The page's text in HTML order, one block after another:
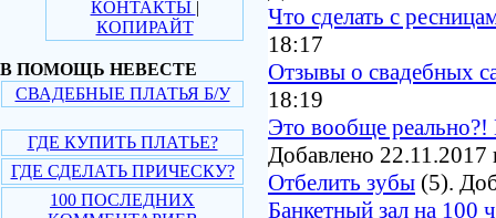
КОНТАКТЫ |
КОПИРАЙТ
В ПОМОЩЬ НЕВЕСТЕ
СВАДЕБНЫЕ ПЛАТЬЯ Б/У
ГДЕ КУПИТЬ ПЛАТЬЕ?
ГДЕ СДЕЛАТЬ ПРИЧЕСКУ?
100 ПОСЛЕДНИХ
Что сделать с
18:17
Отзывы о свадебных
18:19
Это вообще реально?!
Добавлено 22.11.2017
Отбелить зубы (5).
Банкетный зал на 100